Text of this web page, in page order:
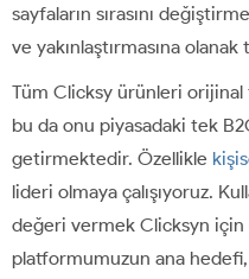
sayfaların sırasını
ve yakınlaştırmasına olanak
Tüm Clicksy ürünleri orijinal
bu da onu piyasadaki tek
getirmektedir. Özellikle
lideri olmaya çalışıyoruz.
değeri vermek Clicksyn
platformumuzun ana hedefi,